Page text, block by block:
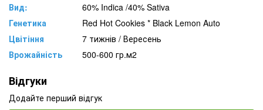
Вид:
60% Indica /40% Sativa
Генетика
Red Hot Cookies * Black Lemon Auto
Цвітіння
7 тижнів / Вересень
Врожайність
500-600 гр.м2
Відгуки
Додайте перший відгук